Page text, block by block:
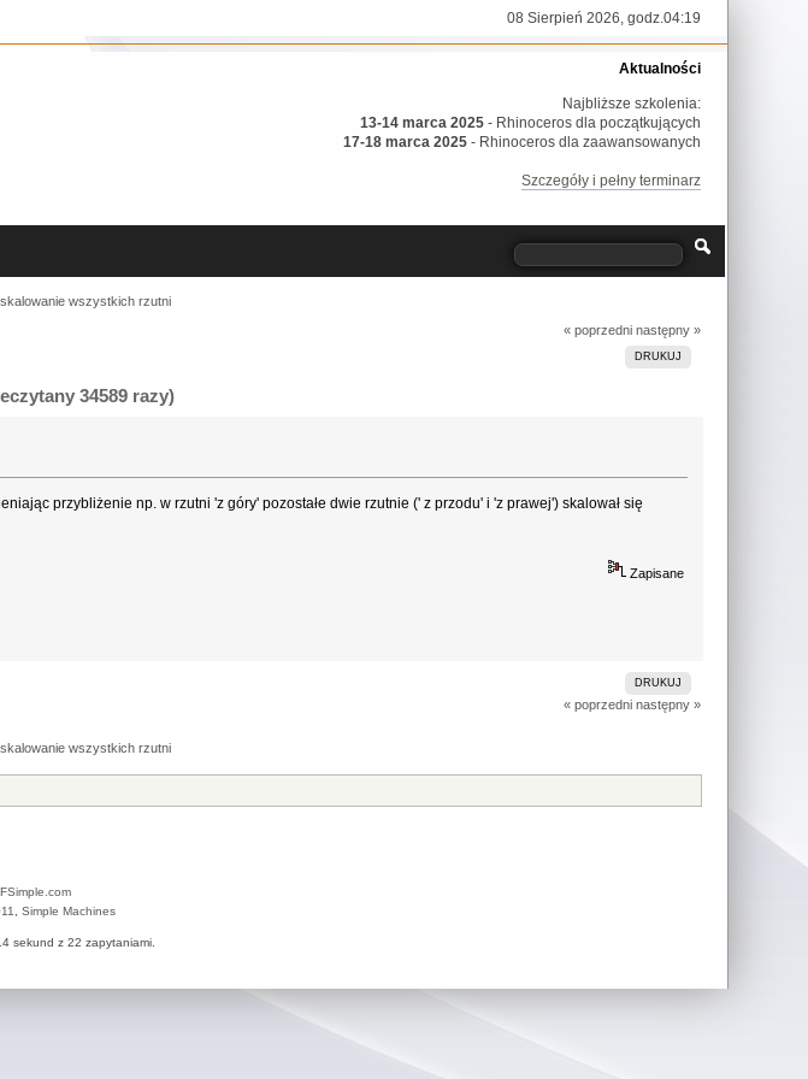
08 Sierpień 2026, godz.04:19
Aktualności
Najbliższe szkolenia:
13-14 marca 2025 - Rhinoceros dla początkujących
17-18 marca 2025 - Rhinoceros dla zaawansowanych
Szczegóły i pełny terminarz
wszystkich rzutni
« poprzedni następny »
DRUKUJ
34589 razy)
przybliżenie np. w rzutni 'z góry' pozostałe dwie rzutnie (' z przodu' i 'z prawej') skalował się
Zapisane
DRUKUJ
« poprzedni następny »
wszystkich rzutni
Simple Machines
sekund z 22 zapytaniami.